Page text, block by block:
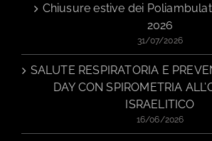
Chiusure estive dei
2026
31/07/2026
SALUTE RESPIRATORIA E
DAY CON SPIROMETRIA
ISRAELITICO
16/06/2026